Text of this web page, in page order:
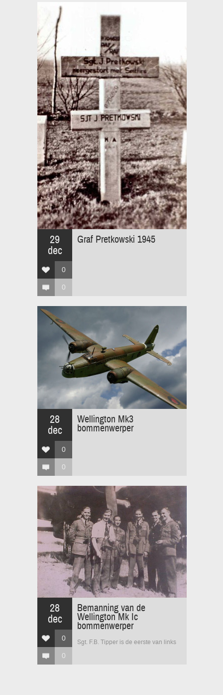
29
dec
0
0
Graf Pretkowski 1945
28
dec
0
0
Wellington Mk3
bommenwerper
28
dec
0
0
Bemanning van de
Wellington Mk Ic
bommenwerper
Sgt. F.B. Tipper is de eerste van links